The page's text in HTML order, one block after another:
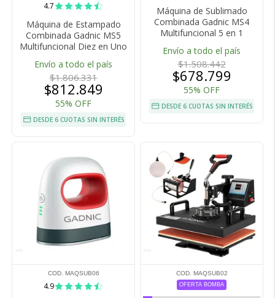
4.7
Máquina de Estampado
Combinada Gadnic MS5
Multifuncional Diez en Uno
Envío a todo el país
$1.806.331
$812.849
55% OFF
DESDE 6 CUOTAS SIN INTERÉS
Máquina de Sublimado
Combinada Gadnic MS4
Multifuncional 5 en 1
Envío a todo el país
$1.508.442
$678.799
55% OFF
DESDE 6 CUOTAS SIN INTERÉS
COD. MAQSUB06
4.9
COD. MAQSUB02
OFERTA BOMBA